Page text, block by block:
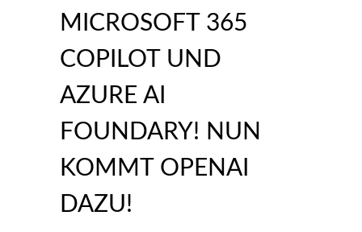
MICROSOFT 365
COPILOT UND
AZURE AI
FOUNDARY! NUN
KOMMT OPENAI
DAZU!